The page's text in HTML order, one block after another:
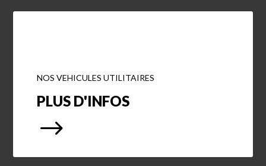
NOS VEHICULES UTILITAIRES
PLUS D'INFOS
$